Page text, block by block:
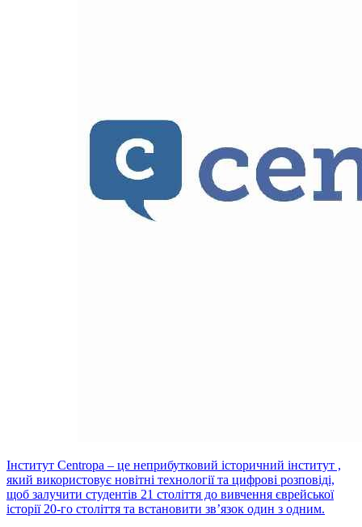
Інститут Centropa – це неприбутковий історичний інститут ,
який використовує новітні технології та цифрові розповіді,
щоб залучити студентів 21 століття до вивчення єврейської
історії 20-го століття та встановити зв’язок один з одним.